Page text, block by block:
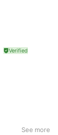
See more